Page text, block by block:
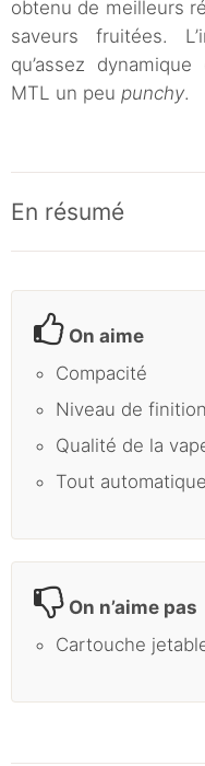
obtenu de meilleurs
saveurs fruitées.
qu’assez
MTL un peu punchy.
En résumé
On aime
Compacité
Niveau de finition
Qualité de la
Tout automatique
On n’aime pas
Cartouche